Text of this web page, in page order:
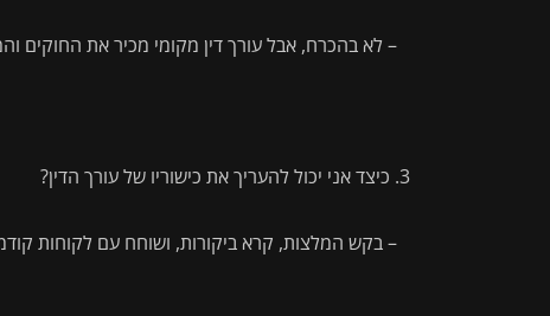
– לא בהכרח, אבל עורך דין מקומי מכיר את החוקים
כיצד אני יכול להעריך את כישוריו של עורך הדין?
– בקש המלצות, קרא ביקורות, ושוחח עם לקוחות